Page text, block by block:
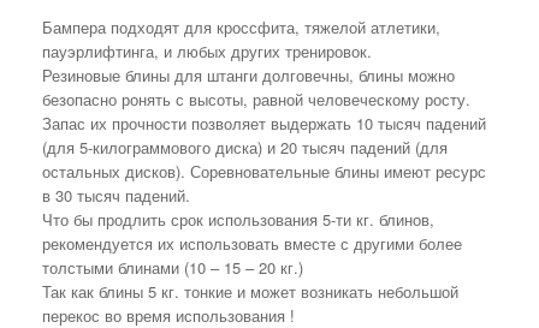
Бампера подходят для кроссфита, тяжелой атлетики,
пауэрлифтинга, и любых других тренировок.
Резиновые блины для штанги долговечны, блины можно
безопасно ронять с высоты, равной человеческому росту.
Запас их прочности позволяет выдержать 10 тысяч падений
(для 5-килограммового диска) и 20 тысяч падений (для
остальных дисков). Соревновательные блины имеют ресурс
в 30 тысяч падений.
Что бы продлить срок использования 5-ти кг. блинов,
рекомендуется их использовать вместе с другими более
толстыми блинами (10 – 15 – 20 кг.)
Так как блины 5 кг. тонкие и может возникать небольшой
перекос во время использования !